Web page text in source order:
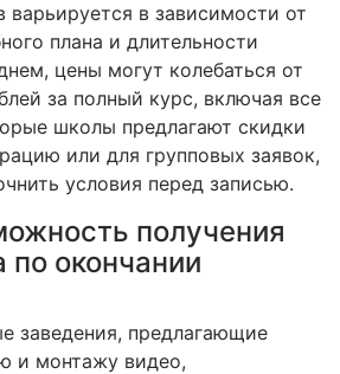
в зависимости от
плана и длительности
цены могут колебаться от
за полный курс, включая все
школы предлагают скидки
или для групповых заявок,
условия перед записью.
получения
по окончании
заведения, предлагающие
и монтажу видео,